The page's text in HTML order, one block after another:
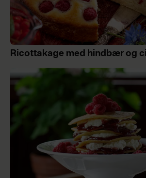
Ricottakage med hindbær og